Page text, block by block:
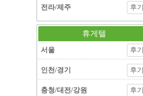
전라/제주 후기
휴게텔
서울 후기
인천/경기 후기
충청/대전/강원 후기